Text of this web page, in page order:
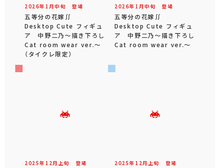
2026年 1 月中旬 登場
五等分の花嫁∬
Desktop Cute フィギュ
ア 中野二乃～描き下ろし
Cat room wear ver.～
（タイクレ限定）
2026年 1 月中旬 登場
五等分の花嫁∬
Desktop Cute フィギュ
ア 中野二乃～描き下ろし
Cat room wear ver.～
2025年 12 月 上旬 登場 2025年 12 月 上旬 登場